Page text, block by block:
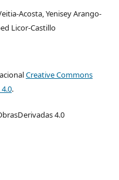
Acosta, Yenisey Arango-
Licor-Castillo
Creative Commons
.
4.0